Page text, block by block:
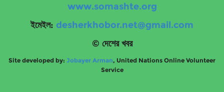
www.somashte.org
ইমেইল: desherkhobor.net@gmail.com
© দেশের খবর
Site developed by: Jobayer Arman, United Nations Online Volunteer
Service